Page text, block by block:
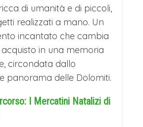
è resa ancor più magica
che illuminano i palazzi
dal suono di melodie
è solo un luogo per
si ritrova tra concerti,
di umanità e di piccoli,
realizzati a mano. Un
incantato che cambia
in una memoria
circondata dallo
panorama delle Dolomiti.
I Mercatini Natalizi di